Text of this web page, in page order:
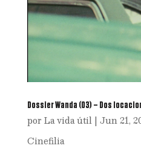
Dossier Wanda (03) – Dos
por La vida útil| Jun 21,
Cinefilia